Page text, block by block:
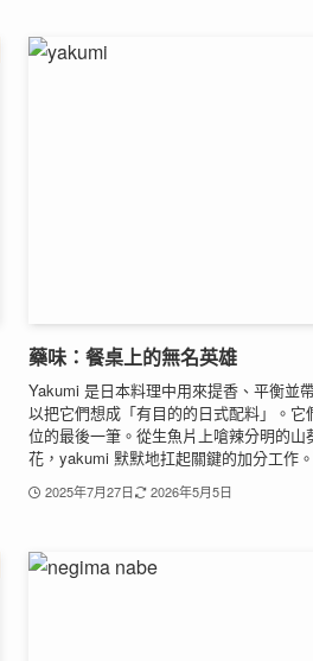
藥味：餐桌上的無名英雄
Yakumi 是日本料理中用來提香、平衡並
以把它們想成「有目的的日式配料」。
位的最後一筆。從生魚片上嗆辣分明的
花，yakumi 默默地扛起關鍵的加分工作
2025年7月27日 2026年5月5日